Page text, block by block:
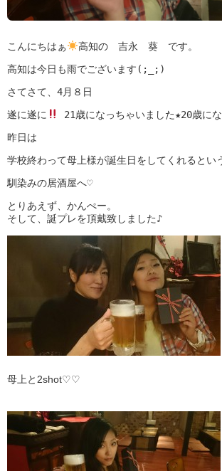
こんにちはぁ
高知の　吉永　葵　です。
高知は今日も雨でございます(;_;)
さてさて、4月８日
遂に遂に
21歳になっちゃいました★20歳に
昨日は
学校終わって母上様が誕生日をしてくれるとい
馴染みの居酒屋へ♡
とりあえず、かんぺー。
そして、誕プレを頂戴致しました♪
母上と2shot♡♡